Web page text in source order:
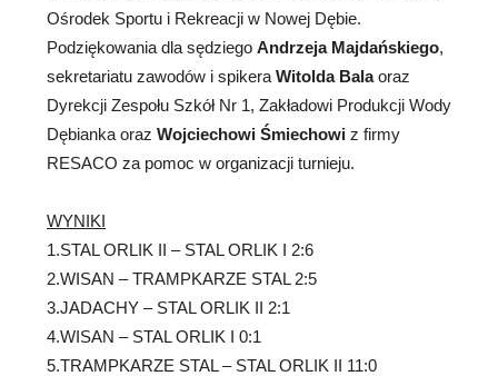
Ośrodek Sportu i Rekreacji w Nowej Dębie.
Podziękowania dla sędziego Andrzeja Majdańskiego,
sekretariatu zawodów i spikera Witolda Balaoraz
Dyrekcji Zespołu Szkół Nr 1, Zakładowi Produkcji Wody
Dębianka oraz Wojciechowi Śmiechowi z firmy
RESACO za pomoc w organizacji turnieju.
WYNIKI
1.STAL ORLIK II – STAL ORLIK I 2:6
2.WISAN – TRAMPKARZE STAL 2:5
3.JADACHY – STAL ORLIK II 2:1
4.WISAN – STAL ORLIK I 0:1
5.TRAMPKARZE STAL – STAL ORLIK II 11:0